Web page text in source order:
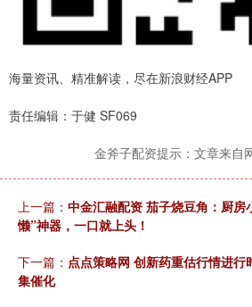
海量资讯、精准解读，尽在新浪财经APP
责任编辑：于健 SF069
金斧子配资提示：文章来自
上一篇： 中金汇融配资 茄子烧豆角：厨房
懒”神器，一口就上头！
下一篇： 点点策略网 创新药重估行情进
集催化